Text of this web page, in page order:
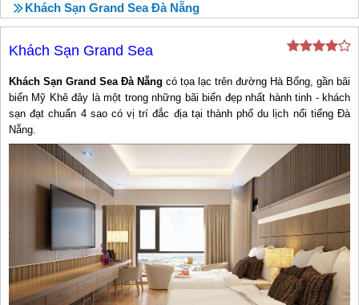
Khách Sạn Grand Sea Đà Nẵng
Khách Sạn Grand Sea
Khách Sạn Grand Sea Đà Nẵng có tọa lạc trên đường Hà Bổng, gần bãi
biển Mỹ Khê đây là một trong những bãi biển đẹp nhất hành tinh - khách
sạn đạt chuẩn 4 sao có vị trí đắc địa tại thành phố du lịch nổi tiếng Đà
Nẵng.